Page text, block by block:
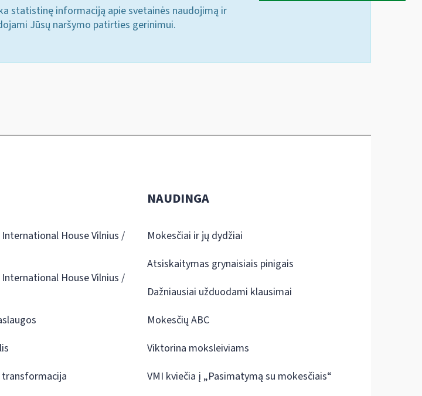
statistinę informaciją apie svetainės naudojimą ir
Jūsų naršymo patirties gerinimui.
House Vilnius /
House Vilnius /
NAUDINGA
Mokesčiai ir jų dydžiai
Atsiskaitymas grynaisiais pinigais
Dažniausiai užduodami klausimai
Mokesčių ABC
Viktorina moksleiviams
VMI kviečia į „Pasimatymą su mokesčiais“